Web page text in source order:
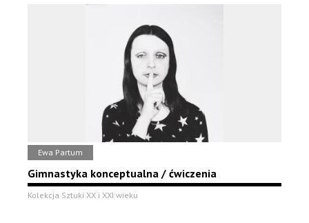
Ewa Partum
Gimnastyka konceptualna / ćwiczenia
Kolekcja Sztuki XX i XXI wieku